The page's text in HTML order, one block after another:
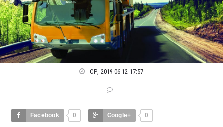
СР, 2019-06-12 17:57
Facebook 0 Google+ 0